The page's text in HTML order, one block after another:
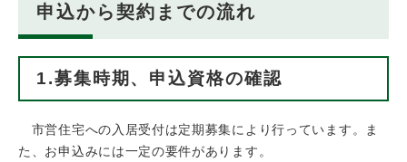
申込から契約までの流れ
1.募集時期、申込資格の確認
市営住宅への入居受付は定期募集により行っています。ま
た、お申込みには一定の要件があります。